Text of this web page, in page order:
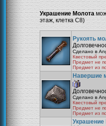
Украшение Молота
этаж, клетка С8)
Рукоять
Сделано в
Квестовый
Предмет не
Предмет из
Навершие
Сделано в
Квестовый
Предмет не
Предмет из
Украшение